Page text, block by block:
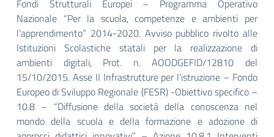
Fondi Strutturali Europei – Programma Operativo
Nazionale “Per la scuola, competenze e ambienti per
l’apprendimento” 2014-2020. Avviso pubblico rivolto alle
Istituzioni Scolastiche statali per la realizzazione di
ambienti digitali, Prot. n. AOODGEFID/12810 del
15/10/2015. Asse II Infrastrutture per l’istruzione – Fondo
Europeo di Sviluppo Regionale (FESR) -Obiettivo specifico –
10.8 – “Diffusione della società della conoscenza nel
mondo della scuola e della formazione e adozione di